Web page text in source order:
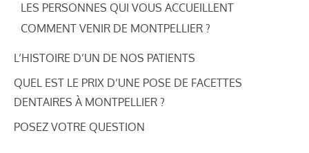
LES PERSONNES QUI VOUS ACCUEILLENT
COMMENT VENIR DE MONTPELLIER ?
L’HISTOIRE D’UN DE NOS PATIENTS
QUEL EST LE PRIX D’UNE POSE DE FACETTES
DENTAIRES À MONTPELLIER ?
POSEZ VOTRE QUESTION